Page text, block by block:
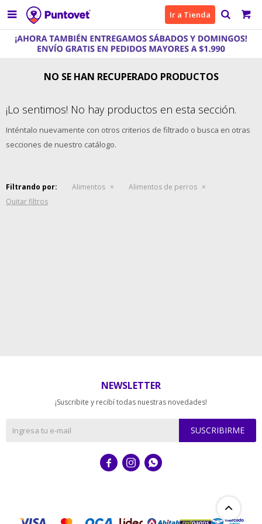
 Ir a Tienda
NO SE HAN RECUPERADO PRODUCTOS
¡Lo sentimos! No hay productos en esta sección.
Inténtalo nuevamente con otros criterios de filtrado o busca en otras
secciones de nuestro catálogo.
Filtrando por: Alimentos
Alimentos de perros
Quitar filtros
NEWSLETTER
¡Suscribite y recibí todas nuestras novedades!
SUSCRIBIRME
  